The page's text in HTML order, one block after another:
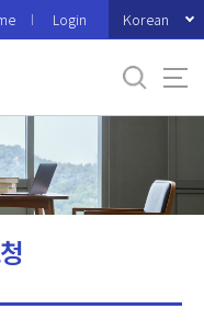
Login Korean